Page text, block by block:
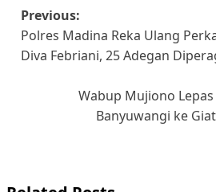
Post
navigation
Previous:
Polres Madina Reka Ulang
Diva Febriani, 25 Adegan
Wabup Mujiono
Banyuwangi ke